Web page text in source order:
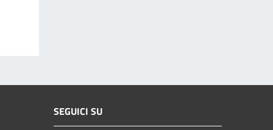
SEGUICI SU